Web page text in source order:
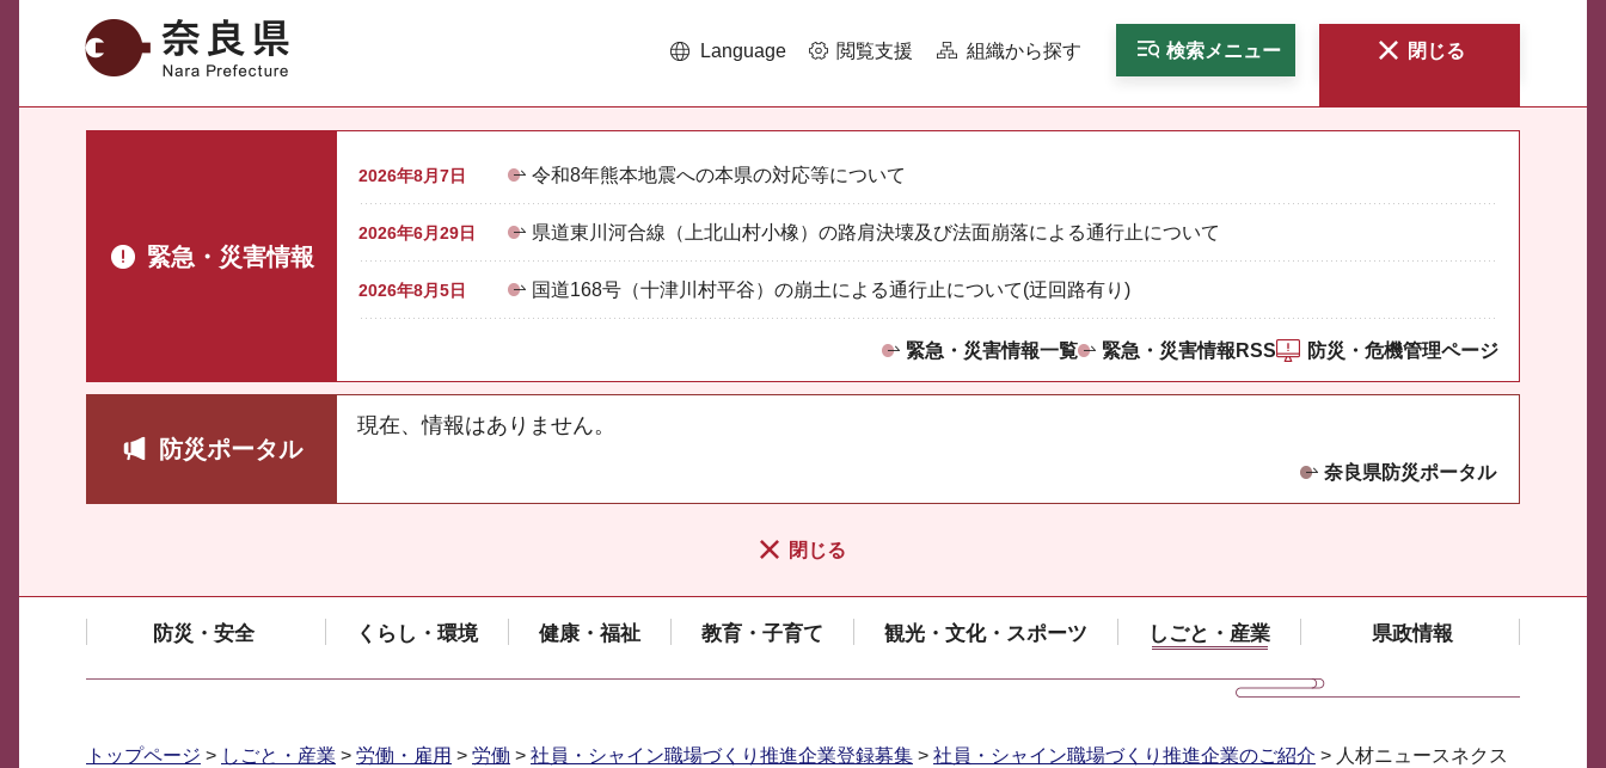
奈良県 Language 閲覧支援 組織から探す 検索メニュー 閉じる
緊急・災害情報
2026年8月7日 令和8年熊本地震への本県の対応等について
2026年6月29日 県道東川河合線（上北山村小橡）の路肩決壊及び法面崩落による通行止について
2026年8月5日 国道168号（十津川村平谷）の崩土による通行止について(迂回路有り)
緊急・災害情報一覧 緊急・災害情報RSS 防災・危機管理ページ
防災ポータル
現在、情報はありません。
奈良県防災ポータル
閉じる
防災・安全 くらし・環境 健康・福祉 教育・子育て 観光・文化・スポーツ しごと・産業 県政情報
トップページ > しごと・産業 > 労働・雇用 > 労働 > 社員・シャイン職場づくり推進企業登録募集 > 社員・シャイン職場づくり推進企業のご紹介 > 人材ニュースネクス